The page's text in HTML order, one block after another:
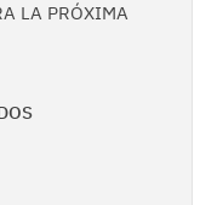
LA PRÓXIMA